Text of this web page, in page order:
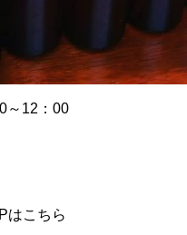
～12：00
はこちら